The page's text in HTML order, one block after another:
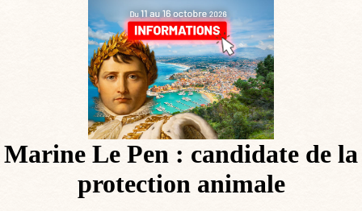
Marine Le Pen : candidate de la
protection animale